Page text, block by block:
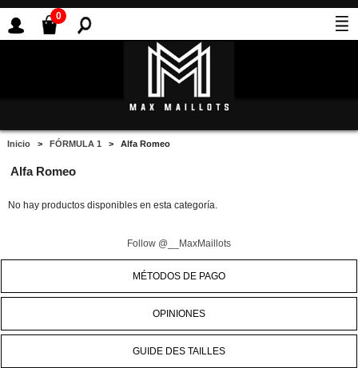
0
Inicio >FÓRMULA 1 > Alfa Romeo
Alfa Romeo
No hay productos disponibles en esta categoría.
Follow @__MaxMaillots
MÉTODOS DE PAGO
OPINIONES
GUIDE DES TAILLES